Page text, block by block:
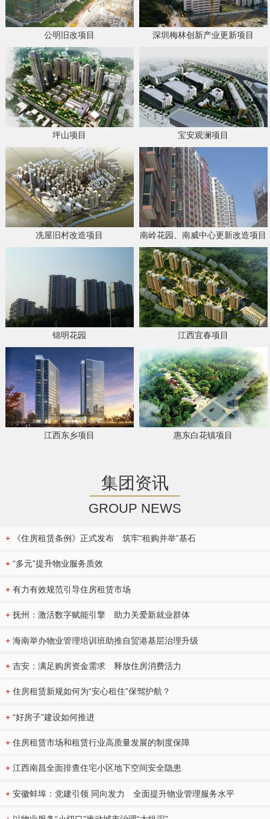
公明旧改项目 深圳梅林创新产业更新项目
坪山项目 宝安观澜项目
冼屋旧村改造项目 南岭花园、南威中心更新改造项目
锦明花园 江西宜春项目
江西东乡项目 惠东白花镇项目
集团资讯
GROUP NEWS
+ 《住房租赁条例》正式发布 筑牢“租购并举”基石
+ “多元”提升物业服务质效
+ 有力有效规范引导住房租赁市场
+ 抚州：激活数字赋能引擎 助力关爱新就业群体
+ 海南举办物业管理培训班助推自贸港基层治理升级
+ 吉安：满足购房资金需求 释放住房消费活力
+ 住房租赁新规如何为“安心租住”保驾护航？
+ “好房子”建设如何推进
+ 住房租赁市场和租赁行业高质量发展的制度保障
+ 江西南昌全面排查住宅小区地下空间安全隐患
+ 安徽蚌埠：党建引领 同向发力 全面提升物业管理服务水平